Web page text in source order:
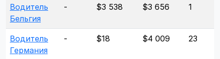
Водитель
Бельгия
- $3 538 $3 656 1
Водитель
Германия
- $18 $4 009 23